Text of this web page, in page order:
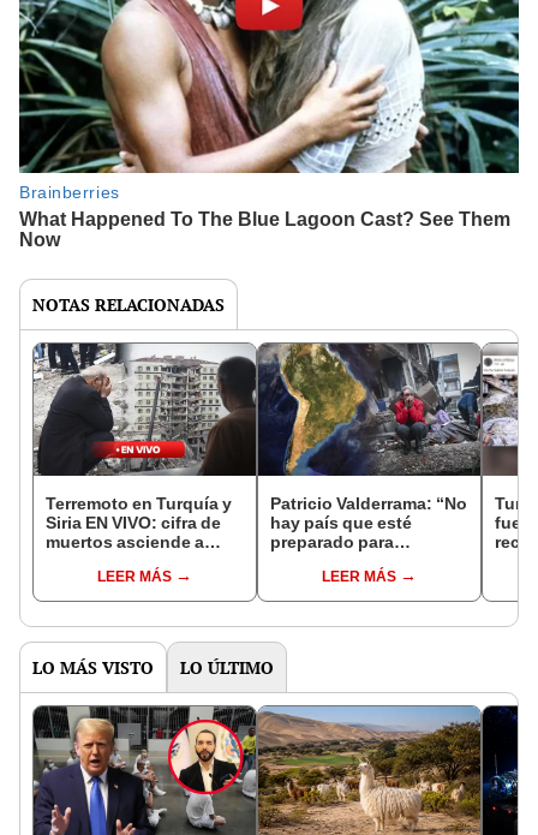
NOTAS RELACIONADAS
Terremoto en Turquía y
Siria EN VIVO: cifra de
muertos asciende a
encuentran heridos
LEER MÁS
Patricio Valderrama: “No
hay país que esté
preparado para
de Turquía”
LEER MÁS
fue
LO MÁS VISTO LO ÚLTIMO